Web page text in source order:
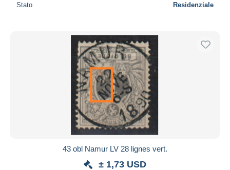
Stato Residenziale
43 obl Namur LV 28 lignes vert.
± 1,73 USD